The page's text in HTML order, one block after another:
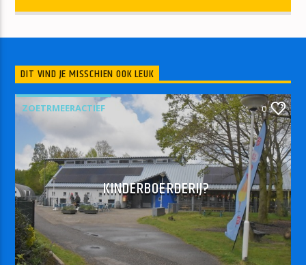
DIT VIND JE MISSCHIEN OOK LEUK
ZOETRMEERACTIEF 0
KINDERBOERDERIJ?